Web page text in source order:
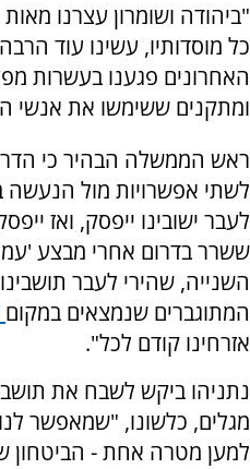
"ביהודה ושומרון עצרנו
כל מוסדותיו, עשינו עוד
האחרונים פגענו בעשרות
ומתקנים ששימשו את אנשי
ראש הממשלה הבהיר כי
לשתי אפשרויות מול
לעבר ישובינו ייפסק, ואז
ששרר בדרום אחרי מבצע
השנייה, שהירי לעבר
המתוגברים שנמצאים במקום
אזרחינו קודם לכל".
נתניהו ביקש לשבח את
מגלים, כלשונו, "שמאפשר
למען מטרה אחת - הביטחון